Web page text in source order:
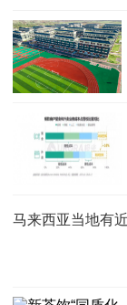
马来西亚当地有